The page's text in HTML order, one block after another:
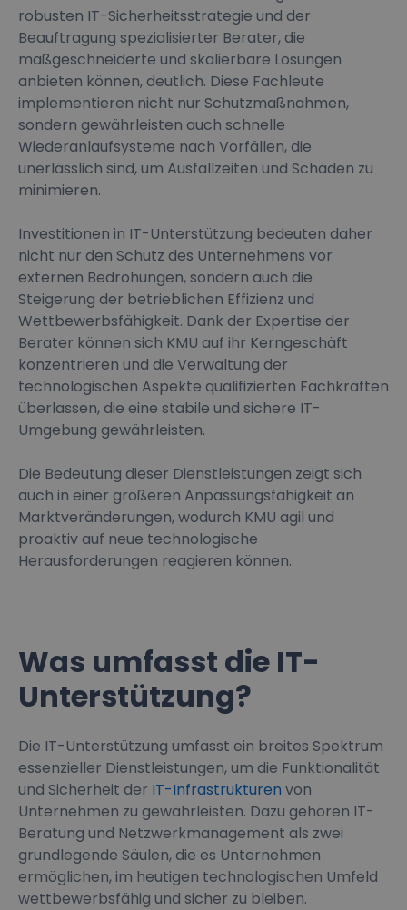
robusten IT-Sicherheitsstrategie und der
Beauftragung spezialisierter Berater, die
maßgeschneiderte und skalierbare Lösungen
anbieten können, deutlich. Diese Fachleute
implementieren nicht nur Schutzmaßnahmen,
sondern gewährleisten auch schnelle
Wiederanlaufsysteme nach Vorfällen, die
unerlässlich sind, um Ausfallzeiten und Schäden zu
minimieren.
Investitionen in IT-Unterstützung bedeuten daher
nicht nur den Schutz des Unternehmens vor
externen Bedrohungen, sondern auch die
Steigerung der betrieblichen Effizienz und
Wettbewerbsfähigkeit. Dank der Expertise der
Berater können sich KMU auf ihr Kerngeschäft
konzentrieren und die Verwaltung der
technologischen Aspekte qualifizierten Fachkräften
überlassen, die eine stabile und sichere IT-
Umgebung gewährleisten.
Die Bedeutung dieser Dienstleistungen zeigt sich
auch in einer größeren Anpassungsfähigkeit an
Marktveränderungen, wodurch KMU agil und
proaktiv auf neue technologische
Herausforderungen reagieren können.
Was umfasst die IT-
Unterstützung?
Die IT-Unterstützung umfasst ein breites Spektrum
essenzieller Dienstleistungen, um die Funktionalität
und Sicherheit der IT-Infrastrukturen von
Unternehmen zu gewährleisten. Dazu gehören IT-
Beratung und Netzwerkmanagement als zwei
grundlegende Säulen, die es Unternehmen
ermöglichen, im heutigen technologischen Umfeld
wettbewerbsfähig und sicher zu bleiben.